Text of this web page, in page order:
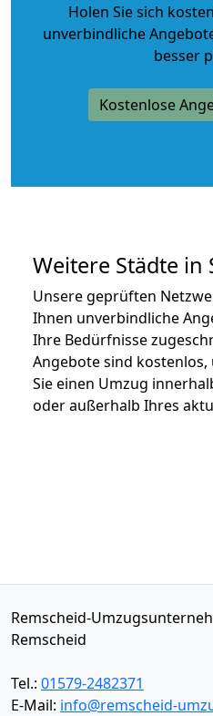
Holen Sie sich
unverbindliche
besser
Kostenlose
Weitere Städte in
Unsere geprüften
Ihnen unverbindliche
Ihre Bedürfnisse
Angebote sind
Sie einen Umzug
oder außerhalb Ihres
Remscheid-
Remscheid
Tel.: 01579-2482371
E-Mail: info@remscheid-